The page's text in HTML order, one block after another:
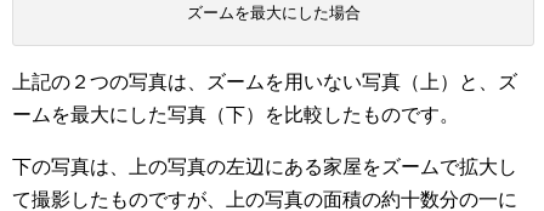
ズームを最大にした場合
上記の２つの写真は、ズームを用いない写真（上）と、ズ
ームを最大にした写真（下）を比較したものです。
下の写真は、上の写真の左辺にある家屋をズームで拡大し
て撮影したものですが、上の写真の面積の約十数分の一に